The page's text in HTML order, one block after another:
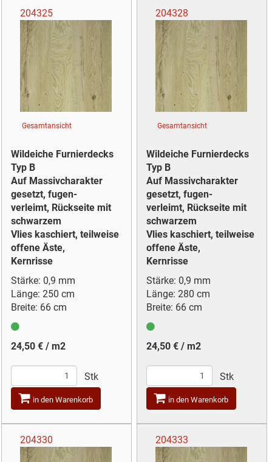
204325
Gesamtansicht
Wildeiche Furnierdecks
Typ B
Auf Massivcharakter
gesetzt, fugen-
verleimt, Rückseite mit
schwarzem
Vlies kaschiert, teilweise
offene Äste,
Kernrisse
Stärke: 0,9 mm
Länge: 250 cm
Breite: 66 cm
24,50 € / m2
Stk
in den Warenkorb
204328
Gesamtansicht
Wildeiche Furnierdecks
Typ B
Auf Massivcharakter
gesetzt, fugen-
verleimt, Rückseite mit
schwarzem
Vlies kaschiert, teilweise
offene Äste,
Kernrisse
Stärke: 0,9 mm
Länge: 280 cm
Breite: 66 cm
24,50 € / m2
Stk
in den Warenkorb
204330 204333